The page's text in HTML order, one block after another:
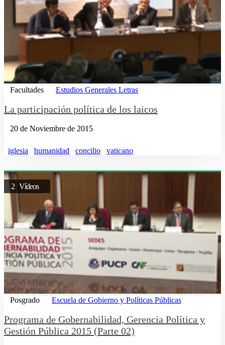
Facultades Estudios Generales Letras
La participación política de los laicos
20 de Noviembre de 2015
iglesia humanidad concilio vaticano
2 Vídeos
Posgrado Escuela de Gobierno y Políticas Públicas
Programa de Gobernabilidad, Gerencia Política y
Gestión Pública 2015 (Parte 02)